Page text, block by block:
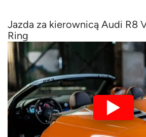
Jazda za kierownicą Audi R8
Ring